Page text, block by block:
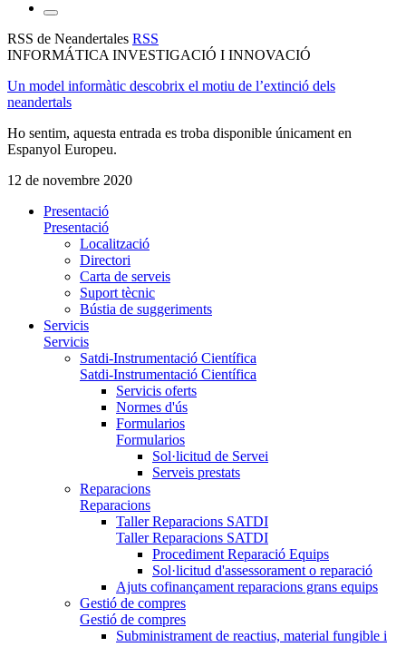
RSS de Neandertales RSS
INFORMÁTICA INVESTIGACIÓ I INNOVACIÓ
Un model informàtic descobrix el motiu de l’extinció dels
neandertals
Ho sentim, aquesta entrada es troba disponible únicament en
Espanyol Europeu.
12 de novembre 2020
Presentació
Presentació
Localització
Directori
Carta de serveis
Suport tècnic
Bústia de suggeriments
Servicis
Servicis
Satdi-Instrumentació Científica
Satdi-Instrumentació Científica
Servicis oferts
Normes d'ús
Formularios
Formularios
Sol·licitud de Servei
Serveis prestats
Reparacions
Reparacions
Taller Reparacions SATDI
Taller Reparacions SATDI
Procediment Reparació Equips
Sol·licitud d'assessorament o reparació
Ajuts cofinançament reparacions grans equips
Gestió de compres
Gestió de compres
Subministrament de reactius, material fungible i